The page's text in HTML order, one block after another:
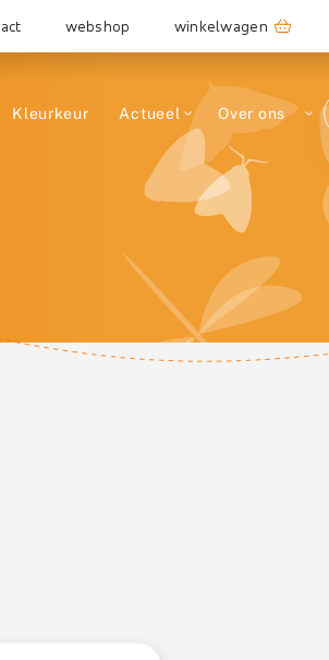
webshop winkelwagen
Kleurkeur Actueel Over ons